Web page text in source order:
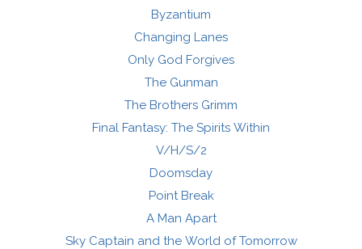
Byzantium
Changing Lanes
Only God Forgives
The Gunman
The Brothers Grimm
Final Fantasy: The Spirits Within
V/H/S/2
Doomsday
Point Break
A Man Apart
Sky Captain and the World of Tomorrow